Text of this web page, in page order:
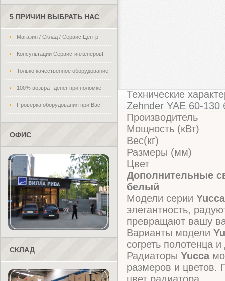
5 ПРИЧИН ВЫБРАТЬ НАС
Магазин / Склад / Сервис Центр
Консультации Сервис-инженеров!
Только качественное оборудование!
100% возврат денег при поломке!
Проверка оборудования при Вас!
ОФИС
СКЛАД
Технические
Zehnder YAE 60-130
Производитель
Мощность (кВт)
Вес(кг)
Размеры (мм)
Цвет
Дополнительные
белый
Модели серии Yucca
элегантность,
превращают вашу
Варианты модели
согреть полотенца
Радиаторы Yucca
размеров и цветов.